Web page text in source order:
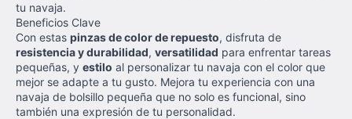
tu navaja.
Beneficios Clave
Con estas pinzas de color de repuesto, disfruta de
resistencia y durabilidad, versatilidad para enfrentar tareas
pequeñas, y estilo al personalizar tu navaja con el color que
mejor se adapte a tu gusto. Mejora tu experiencia con una
navaja de bolsillo pequeña que no solo es funcional, sino
también una expresión de tu personalidad.